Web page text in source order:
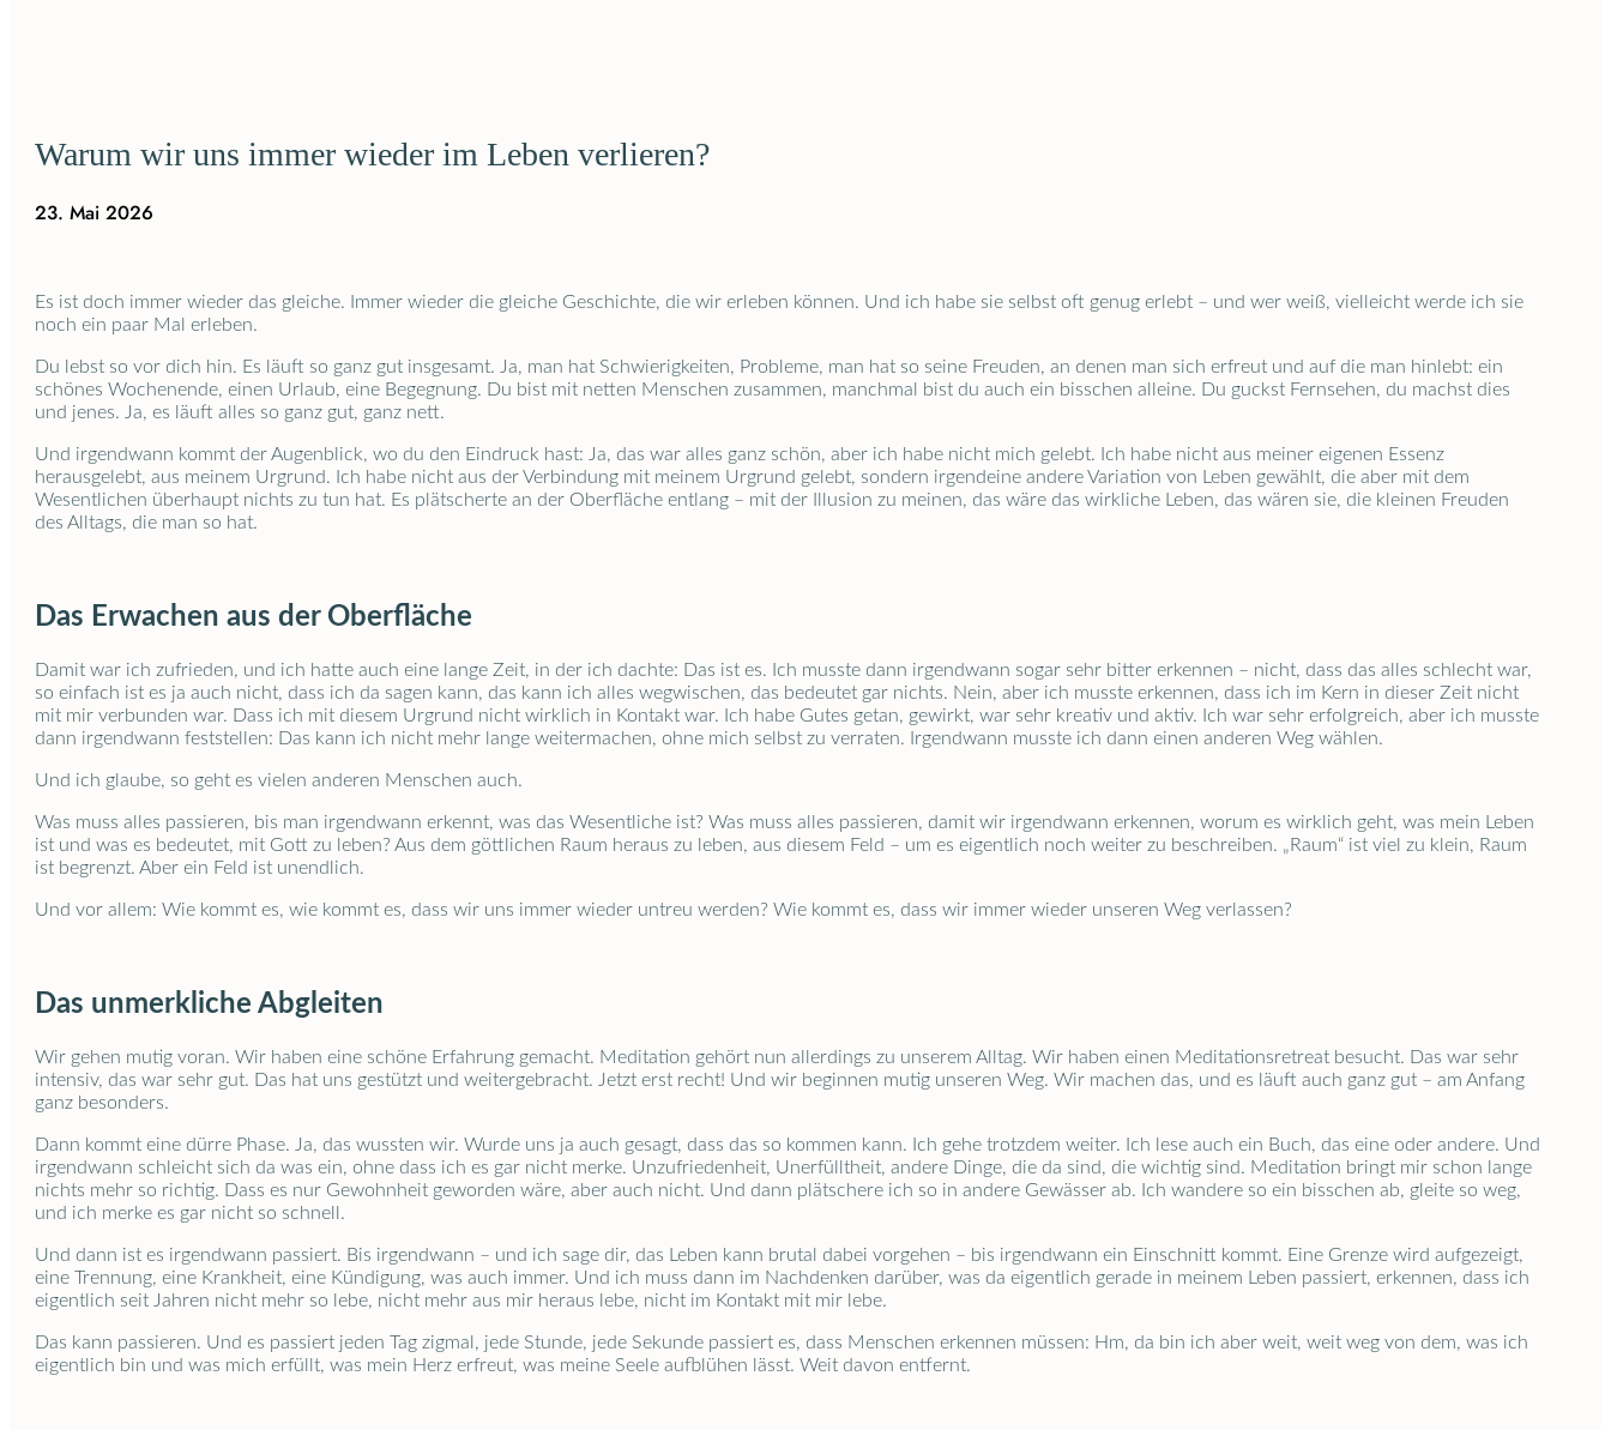
Warum wir uns immer wieder im Leben verlieren?
23. Mai 2026
Es ist doch immer wieder das gleiche. Immer wieder die gleiche Geschichte, die wir erleben können. Und ich habe sie selbst oft genug erlebt – und wer weiß, vielleicht werde ich sie
noch ein paar Mal erleben.
Du lebst so vor dich hin. Es läuft so ganz gut insgesamt. Ja, man hat Schwierigkeiten, Probleme, man hat so seine Freuden, an denen man sich erfreut und auf die man hinlebt: ein
schönes Wochenende, einen Urlaub, eine Begegnung. Du bist mit netten Menschen zusammen, manchmal bist du auch ein bisschen alleine. Du guckst Fernsehen, du machst dies
und jenes. Ja, es läuft alles so ganz gut, ganz nett.
Und irgendwann kommt der Augenblick, wo du den Eindruck hast: Ja, das war alles ganz schön, aber ich habe nicht mich gelebt. Ich habe nicht aus meiner eigenen Essenz
herausgelebt, aus meinem Urgrund. Ich habe nicht aus der Verbindung mit meinem Urgrund gelebt, sondern irgendeine andere Variation von Leben gewählt, die aber mit dem
Wesentlichen überhaupt nichts zu tun hat. Es plätscherte an der Oberfläche entlang – mit der Illusion zu meinen, das wäre das wirkliche Leben, das wären sie, die kleinen Freuden
des Alltags, die man so hat.
Das Erwachen aus der Oberfläche
Damit war ich zufrieden, und ich hatte auch eine lange Zeit, in der ich dachte: Das ist es. Ich musste dann irgendwann sogar sehr bitter erkennen – nicht, dass das alles schlecht war,
so einfach ist es ja auch nicht, dass ich da sagen kann, das kann ich alles wegwischen, das bedeutet gar nichts. Nein, aber ich musste erkennen, dass ich im Kern in dieser Zeit nicht
mit mir verbunden war. Dass ich mit diesem Urgrund nicht wirklich in Kontakt war. Ich habe Gutes getan, gewirkt, war sehr kreativ und aktiv. Ich war sehr erfolgreich, aber ich musste
dann irgendwann feststellen: Das kann ich nicht mehr lange weitermachen, ohne mich selbst zu verraten. Irgendwann musste ich dann einen anderen Weg wählen.
Und ich glaube, so geht es vielen anderen Menschen auch.
Was muss alles passieren, bis man irgendwann erkennt, was das Wesentliche ist? Was muss alles passieren, damit wir irgendwann erkennen, worum es wirklich geht, was mein Leben
ist und was es bedeutet, mit Gott zu leben? Aus dem göttlichen Raum heraus zu leben, aus diesem Feld – um es eigentlich noch weiter zu beschreiben. „Raum“ ist viel zu klein, Raum
ist begrenzt. Aber ein Feld ist unendlich.
Und vor allem: Wie kommt es, wie kommt es, dass wir uns immer wieder untreu werden? Wie kommt es, dass wir immer wieder unseren Weg verlassen?
Das unmerkliche Abgleiten
Wir gehen mutig voran. Wir haben eine schöne Erfahrung gemacht. Meditation gehört nun allerdings zu unserem Alltag. Wir haben einen Meditationsretreat besucht. Das war sehr
intensiv, das war sehr gut. Das hat uns gestützt und weitergebracht. Jetzt erst recht! Und wir beginnen mutig unseren Weg. Wir machen das, und es läuft auch ganz gut – am Anfang
ganz besonders.
Dann kommt eine dürre Phase. Ja, das wussten wir. Wurde uns ja auch gesagt, dass das so kommen kann. Ich gehe trotzdem weiter. Ich lese auch ein Buch, das eine oder andere. Und
irgendwann schleicht sich da was ein, ohne dass ich es gar nicht merke. Unzufriedenheit, Unerfülltheit, andere Dinge, die da sind, die wichtig sind. Meditation bringt mir schon lange
nichts mehr so richtig. Dass es nur Gewohnheit geworden wäre, aber auch nicht. Und dann plätschere ich so in andere Gewässer ab. Ich wandere so ein bisschen ab, gleite so weg,
und ich merke es gar nicht so schnell.
Und dann ist es irgendwann passiert. Bis irgendwann – und ich sage dir, das Leben kann brutal dabei vorgehen – bis irgendwann ein Einschnitt kommt. Eine Grenze wird aufgezeigt,
eine Trennung, eine Krankheit, eine Kündigung, was auch immer. Und ich muss dann im Nachdenken darüber, was da eigentlich gerade in meinem Leben passiert, erkennen, dass ich
eigentlich seit Jahren nicht mehr so lebe, nicht mehr aus mir heraus lebe, nicht im Kontakt mit mir lebe.
Das kann passieren. Und es passiert jeden Tag zigmal, jede Stunde, jede Sekunde passiert es, dass Menschen erkennen müssen: Hm, da bin ich aber weit, weit weg von dem, was ich
eigentlich bin und was mich erfüllt, was mein Herz erfreut, was meine Seele aufblühen lässt. Weit davon entfernt.